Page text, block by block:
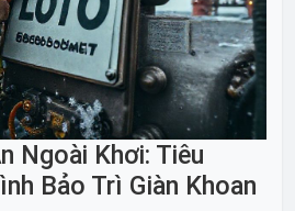
Ngoài Khơi: Tiêu
Bảo Trì Giàn Khoan